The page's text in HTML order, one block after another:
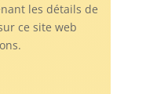
les détails de
ce site web